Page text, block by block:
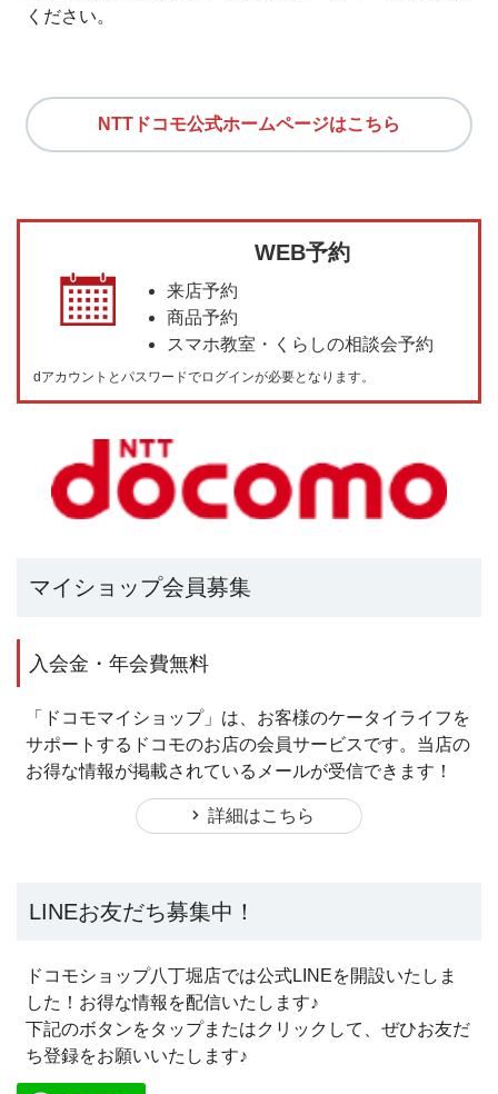
ください。
NTTドコモ公式ホームページはこちら
WEB予約
来店予約
商品予約
スマホ教室・くらしの相談会予約
dアカウントとパスワードでログインが必要となります。
マイショップ会員募集
入会金・年会費無料
「ドコモマイショップ」は、お客様のケータイライフを
サポートするドコモのお店の会員サービスです。 当店の
お得な情報が掲載されているメールが受信できます！
詳細はこちら
LINEお友だち募集中！
ドコモショップ八丁堀店では公式LINEを開設いたしま
した！お得な情報を配信いたします♪
下記のボタンをタップまたはクリックして、ぜひお友だ
ち登録をお願いいたします♪